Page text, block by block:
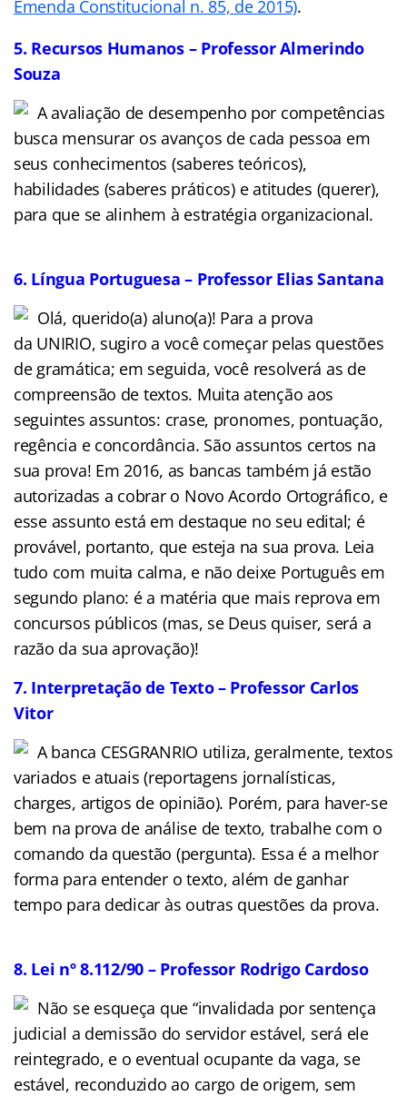
Emenda Constitucional n. 85, de 2015).
5. Recursos Humanos – Professor Almerindo
Souza
A avaliação de desempenho por competências
busca mensurar os avanços de cada pessoa em
seus conhecimentos (saberes teóricos),
habilidades (saberes práticos) e atitudes (querer),
para que se alinhem à estratégia organizacional.
6. Língua Portuguesa – Professor Elias Santana
Olá, querido(a) aluno(a)! Para a prova
da UNIRIO, sugiro a você começar pelas questões
de gramática; em seguida, você resolverá as de
compreensão de textos. Muita atenção aos
seguintes assuntos: crase, pronomes, pontuação,
regência e concordância. São assuntos certos na
sua prova! Em 2016, as bancas também já estão
autorizadas a cobrar o Novo Acordo Ortográfico, e
esse assunto está em destaque no seu edital; é
provável, portanto, que esteja na sua prova. Leia
tudo com muita calma, e não deixe Português em
segundo plano: é a matéria que mais reprova em
concursos públicos (mas, se Deus quiser, será a
razão da sua aprovação)!
7. Interpretação de Texto – Professor Carlos
Vitor
A banca CESGRANRIO utiliza, geralmente, textos
variados e atuais (reportagens jornalísticas,
charges, artigos de opinião). Porém, para haver-se
bem na prova de análise de texto, trabalhe com o
comando da questão (pergunta). Essa é a melhor
forma para entender o texto, além de ganhar
tempo para dedicar às outras questões da prova.
8. Lei nº 8.112/90 – Professor Rodrigo Cardoso
Não se esqueça que “invalidada por sentença
judicial a demissão do servidor estável, será ele
reintegrado, e o eventual ocupante da vaga, se
estável, reconduzido ao cargo de origem, sem